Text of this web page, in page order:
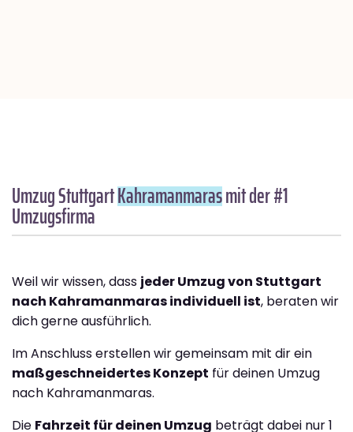
Umzug StuttgartKahramanmarasmit der #1
Umzugsfirma
Weil wir wissen, dass jeder Umzug von Stuttgart
nach Kahramanmaras individuell ist, beraten wir
dich gerne ausführlich.
Im Anschluss erstellen wir gemeinsam mit dir ein
maßgeschneidertes Konzept für deinen Umzug
nach Kahramanmaras.
Die Fahrzeit für deinen Umzug beträgt dabei nur 1